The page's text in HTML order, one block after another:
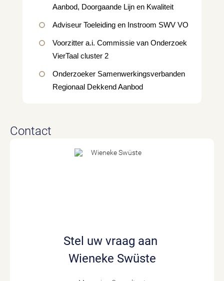
Aanbod, Doorgaande Lijn en Kwaliteit
Adviseur Toeleiding en Instroom SWV VO
Voorzitter a.i. Commissie van Onderzoek
VierTaal cluster 2
Onderzoeker Samenwerkingsverbanden
Regionaal Dekkend Aanbod
Contact
Stel uw vraag aan
Wieneke Swüste